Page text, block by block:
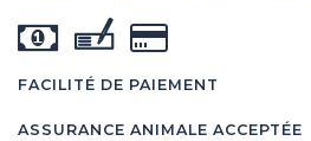
FACILITÉ DE PAIEMENT
ASSURANCE ANIMALE ACCEPTÉE